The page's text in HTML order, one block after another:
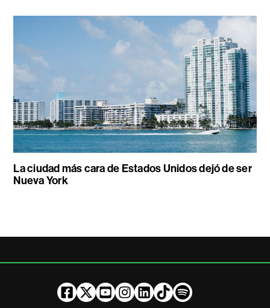
La ciudad más cara de Estados Unidos dejó de ser
Nueva York